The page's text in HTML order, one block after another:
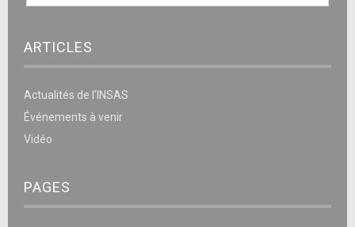
ARTICLES
Actualités de l’INSAS
Événements à venir
Vidéo
PAGES